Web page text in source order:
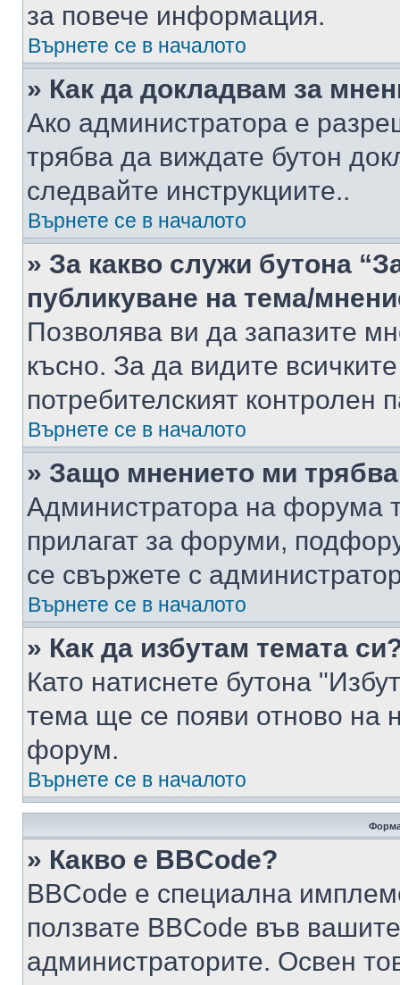
за повече информация.
Върнете се в началото
» Как да докладвам за
Ако администратора е
трябва да виждате бутон
следвайте инструкциите..
Върнете се в началото
» За какво служи бутона
публикуване на тема/
Позволява ви да запазите
късно. За да видите
потребителският контролен
Върнете се в началото
» Защо мнението ми
Администратора на форума
прилагат за форуми,
се свържете с
Върнете се в началото
» Как да избутам темата
Като натиснете бутона
тема ще се появи отново на
форум.
Върнете се в началото
» Какво е BBCode?
BBCode е специална
ползвате BBCode във
администраторите. Освен